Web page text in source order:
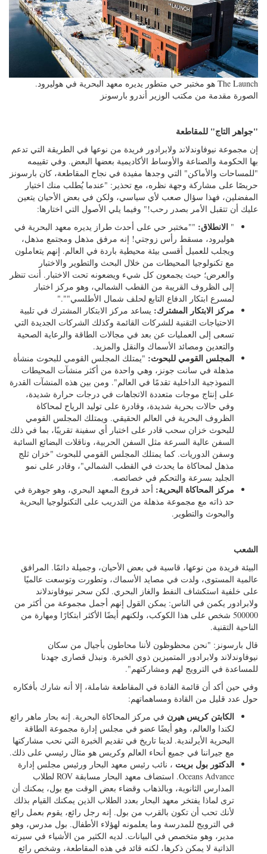
The Launch هو مختبر حي متطور يديره معهد البحرية في هوليرود.
الصورة مقدمة من مكتب الوزير أندرو بارسونز
"جواهر التاج" للمقاطعة
إن مجموعة نيوفاوندلاند ولابرادور فريدة من نوعها في الطريقة التي تدعم
بها الحكومة والصناعة والأوساط الأكاديمية بعضها البعض. وفي تقييمه
"للمساحات والأماكن" التي وجدها مفيدة في نجاح المقاطعة، كان بارسونز
حريصًا على مشاركة وجهة نظره، مع تحذير: "عندما يُطلب منك اختيار
المفضلين، فهذا سؤال صعب لأي سياسي، ولكن في بعض الأحيان يتعين
عليك أن تتقبل الأمر بصدر رحب!" وفيما يلي الأصول التي اختارها:
"الانطلاق:""مختبر حي على أحدث طراز يديره معهد البحرية في
هوليرود، مسقط رأس زوجتي! إنه مرفق مذهل ومجتمع مذهل،
ويجلب للعميل أقسى بيئة محيطية باردة في العالم. إنهم يتعاملون
مع تكنولوجيا المحيطات من خلال البحث والتطوير والاختبار
والعرض؛ حيث يجمعون كل شيء ويضعونه تحت الاختبار. أنت تنظر
إلى الظروف القريبة من القطب الشمالي، وهو مركز اختبار
لمسرع ابتكار الدفاع التابع لحلف شمال الأطلسي""."
مركز الابتكار المشترك:يساعد مركز الابتكار المشترك في تلبية
الاحتياجات التقنية للشركات القائمة وكذلك الشركات الجديدة التي
تسعى إلى العمليات عن بعد في مجالات الطاقة والرعاية الصحية
والتعدين ومصائد الأسماك والنقل والمزيد.
المجلس القومي للبحوث: "يمتلك المجلس القومي للبحوث منشأة
مذهلة في سانت جونز، وهي واحدة من أكثر منشآت المحيطات
النموذجية الداخلية تقدمًا في العالم". ومن بين هذه المنشآت القدرة
على إنتاج موجات متعددة الاتجاهات في درجات حرارة شديدة،
وفي حالات بحرية شديدة، وقادرة على توليد الرياح لمحاكاة
الظروف البحرية في العالم الحقيقي. ويمتلك المجلس القومي
للبحوث خزان سحب قادر على اختبار أي سفينة تقريبًا، بما في ذلك
الجليد بسرعة والتحكم في خصائصه.
مركز المحاكاة البحرية:أحد فروع المعهد البحري، وهو جوهرة في
حد ذاته مع مجموعة مذهلة من التدريب على التكنولوجيا البحرية
والبحوث والتطوير.
الشعب
البيئة فريدة من نوعها، قاسية في بعض الأحيان، وجميلة دائمًا. المرافق
عالمية المستوى، ولدت في مصايد الأسماك، وتطورت وتوسعت عالميًا
على خلفية استكشاف النفط والغاز البحري. لكن سحر نيوفاوندلاند
ولابرادور يكمن في الناس: يمكن القول إنهم أجمل مجموعة من أكثر من
500000 شخص على هذا الكوكب، ولكنهم أيضًا الأكثر ابتكارًا ومهارة من
الناحية التقنية.
قال بارسونز: "نحن محظوظون لأننا محاطون بأجيال من سكان
نيوفاوندلاند ولابرادور المتميزين ذوي الخبرة. ونبذل قصارى جهدنا
للمساعدة في الترويج لهم ومشاركتهم".
وفي حين أكد أن قائمة القادة في المقاطعة شاملة، إلا أنه شارك بأفكاره
حول عدد قليل من القادة ومساهماتهم:
الكابتن كريس هيرنفي مركز المحاكاة البحرية. إنه بحار ماهر رائع
لكندا والعالم، وهو أيضًا عضو في مجلس إدارة مجموعة الطاقة
البحرية الأيرلندية. لدينا تاريخ في تقديم الخبرة التي نحب مشاركتها
مع جيراننا في جميع أنحاء العالم وكريس هو مثال رئيسي على ذلك.
الدكتور بول بريت، نائب رئيس معهد البحار ورئيس مجلس إدارة